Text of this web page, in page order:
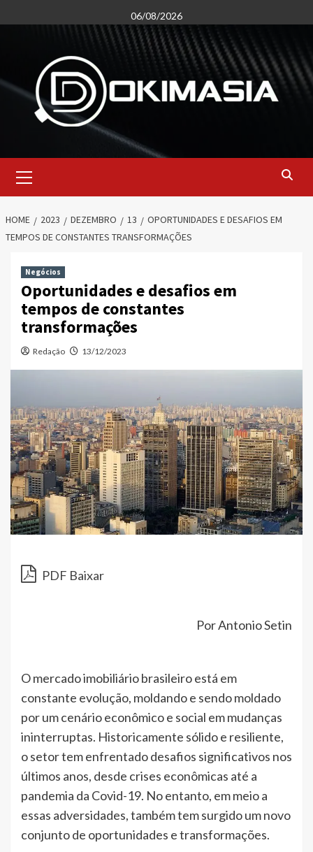
to
06/08/2026
Menu
HOME 2023 DEZEMBRO 13
OPORTUNIDADES E DESAFIOS EM
TEMPOS DE CONSTANTES TRANSFORMAÇÕES
Negócios
Oportunidades e desafios em
tempos de constantes
transformações
Redação 13/12/2023
PDF Baixar
Por Antonio Setin
O mercado imobiliário brasileiro está em
constante evolução, moldando e sendo moldado
por um cenário econômico e social em mudanças
ininterruptas. Historicamente sólido e resiliente,
o setor tem enfrentado desafios significativos nos
últimos anos, desde crises econômicas até a
pandemia da Covid-19. No entanto, em meio a
essas adversidades, também tem surgido um novo
conjunto de oportunidades e transformações.